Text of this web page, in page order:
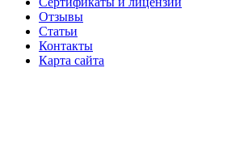
Отзывы
Статьи
Контакты
Карта сайта